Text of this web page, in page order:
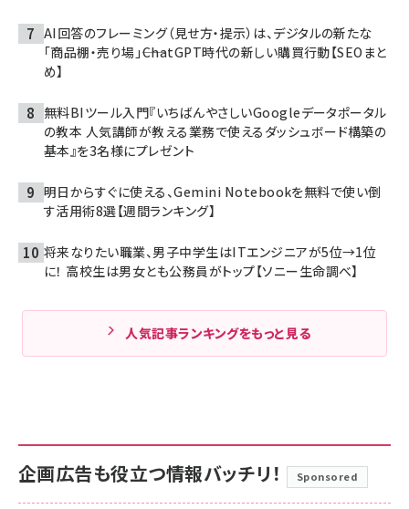
AI回答のフレーミング（見せ方・提示）は、デジタルの新たな
「商品棚・売り場」――ChatGPT時代の新しい購買行動【SEOまと
め】
無料BIツール入門『いちばんやさしいGoogleデータポータル
の教本 人気講師が教える業務で使えるダッシュボード構築の
基本』を3名様にプレゼント
明日からすぐに使える、Gemini Notebookを無料で使い倒
す活用術8選【週間ランキング】
将来なりたい職業、男子中学生はITエンジニアが5位→1位
に！ 高校生は男女とも公務員がトップ【ソニー生命調べ】
人気記事ランキングをもっと見る
企画広告も役立つ情報バッチリ！ Sponsored